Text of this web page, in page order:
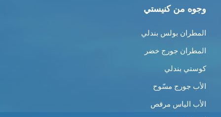
وجوه من كنيستي
المطران بولس بندلي
المطران جورج خضر
كوستي بندلي
الأب جورج مسّوح
الأب الياس مرقص